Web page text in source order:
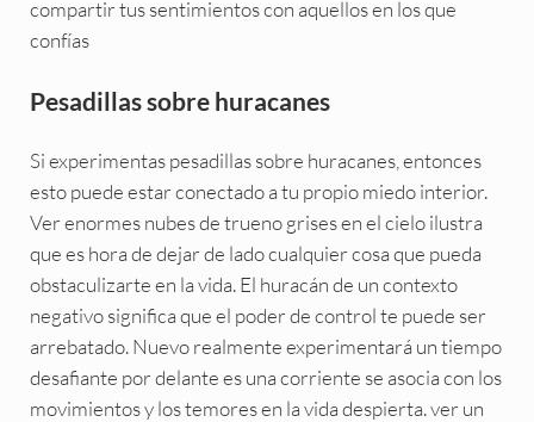
compartir tus sentimientos con aquellos en los que
confías
Pesadillas sobre huracanes
Si experimentas pesadillas sobre huracanes, entonces
esto puede estar conectado a tu propio miedo interior.
Ver enormes nubes de trueno grises en el cielo ilustra
que es hora de dejar de lado cualquier cosa que pueda
obstaculizarte en la vida. El huracán de un contexto
negativo significa que el poder de control te puede ser
arrebatado. Nuevo realmente experimentará un tiempo
desafiante por delante es una corriente se asocia con los
movimientos y los temores en la vida despierta. ver un